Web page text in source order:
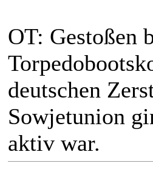
OT: Gestoßen
deutschen
Sowjetunion
aktiv war.